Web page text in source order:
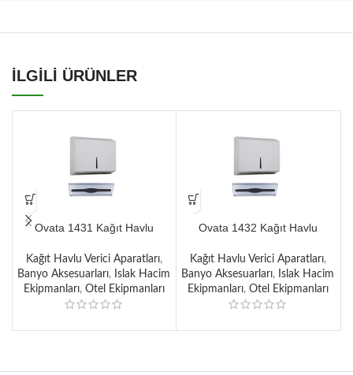
İLGİLİ ÜRÜNLER
Ovata 1431 Kağıt Havlu
Kağıt Havlu Verici Aparatları,
Banyo Aksesuarları, Islak Hacim
Ekipmanları, Otel Ekipmanları
Ovata 1432 Kağıt Havlu
Kağıt Havlu Verici Aparatları,
Banyo Aksesuarları, Islak Hacim
Ekipmanları, Otel Ekipmanları